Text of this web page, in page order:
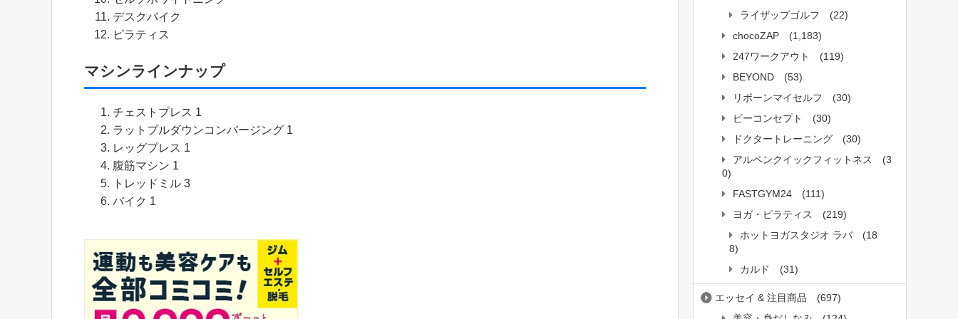
デスクバイク
ピラティス
マシンラインナップ
チェストプレス 1
ラットプルダウンコンバージング 1
レッグプレス 1
腹筋マシン 1
トレッドミル 3
バイク 1
ライザップゴルフ
(22)
chocoZAP
(1,183)
247ワークアウト
(119)
BEYOND
(53)
リボーンマイセルフ
(30)
ビーコンセプト
(30)
ドクタートレーニング
(30)
アルペンクイックフィットネス
(3
0)
FASTGYM24
(111)
ヨガ・ピラティス
(219)
ホットヨガスタジオ ラバ
(18
8)
カルド
(31)
エッセイ & 注目商品
(697)